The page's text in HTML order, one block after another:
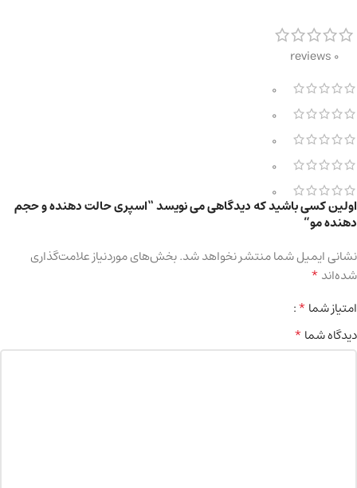
0 reviews
0
0
0
0
0
اولین کسی باشید که دیدگاهی می نویسد “اسپری حالت دهنده و حجم
دهنده مو”
نشانی ایمیل شما منتشر نخواهد شد.بخش‌های موردنیاز علامت‌گذاری
شده‌اند*
امتیاز شما*
دیدگاه شما*